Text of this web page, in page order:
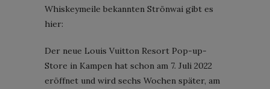
Whiskeymeile bekannten Strönwai gibt es
hier:
Der neue Louis Vuitton Resort Pop-up-
Store in Kampen hat schon am 7. Juli 2022
eröffnet und wird sechs Wochen später, am